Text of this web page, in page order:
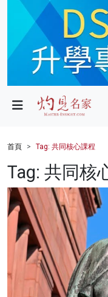
政局
財經
健康
商業
科技
影片
名家榜
首頁 Tag: 共同核心課程
Tag: 共同核